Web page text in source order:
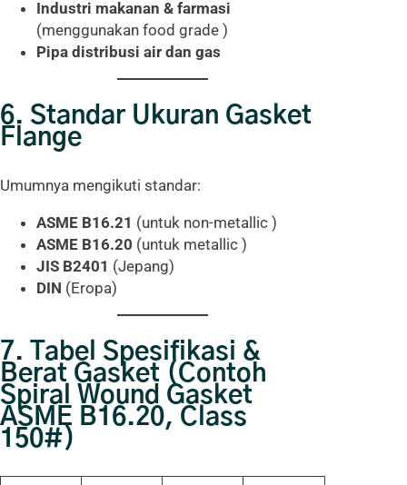
Industri makanan & farmasi
(menggunakan food grade )
Pipa distribusi air dan gas
6. Standar Ukuran Gasket
Flange
Umumnya mengikuti standar:
ASME B16.21 (untuk non-metallic )
ASME B16.20 (untuk metallic )
JIS B2401 (Jepang)
DIN (Eropa)
7. Tabel Spesifikasi &
Berat Gasket (Contoh
Spiral Wound Gasket
ASME B16.20, Class
150#)